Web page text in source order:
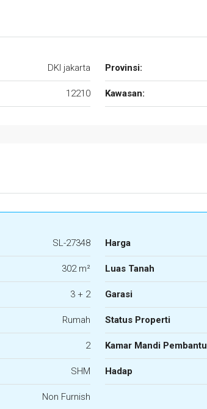
DKI jakarta Provinsi:
12210 Kawasan:
SL-27348 Harga
302 m² Luas Tanah
3 + 2 Garasi
Rumah Status Properti
2 Kamar Mandi Pembantu
SHM Hadap
Non Furnish